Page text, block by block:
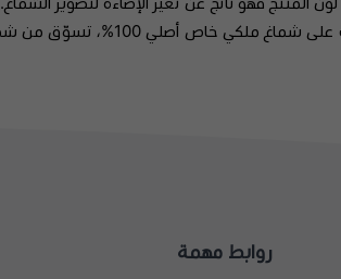
أصلي 100%، تسوّق من شماغ شوب، الوكيل الرسمي المعتمد.
روابط مهمة